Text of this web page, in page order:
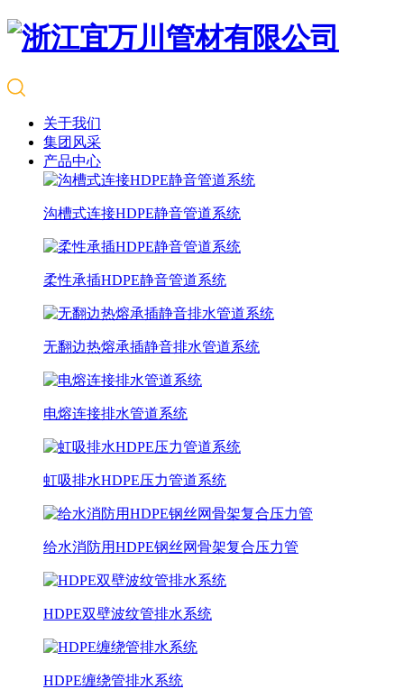
关于我们
集团风采
产品中心
沟槽式连接HDPE静音管道系统
柔性承插HDPE静音管道系统
无翻边热熔承插静音排水管道系统
电熔连接排水管道系统
虹吸排水HDPE压力管道系统
给水消防用HDPE钢丝网骨架复合压力管
HDPE双壁波纹管排水系统
HDPE缠绕管排水系统